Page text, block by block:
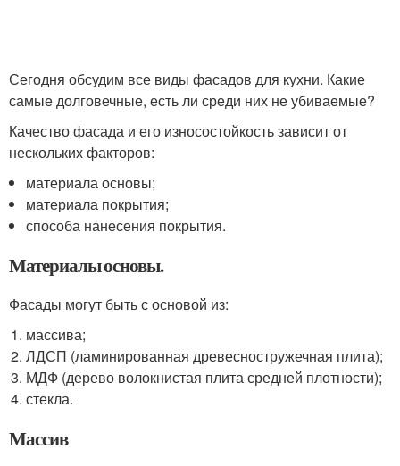
Сегодня обсудим все виды фасадов для кухни. Какие
самые долговечные, есть ли среди них не убиваемые?
Качество фасада и его износостойкость зависит от
нескольких факторов:
материала основы;
материала покрытия;
способа нанесения покрытия.
Материалы основы.
Фасады могут быть с основой из:
массива;
ЛДСП (ламинированная древесностружечная плита);
МДФ (дерево волокнистая плита средней плотности);
стекла.
Массив